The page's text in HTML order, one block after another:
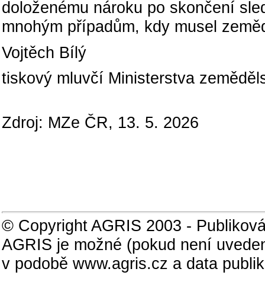
doloženému nároku po skončení
mnohým případům, kdy musel
Vojtěch Bílý
tiskový mluvčí Ministerstva
Zdroj: MZe ČR, 13. 5. 2026
© Copyright AGRIS 2003 -
AGRIS je možné (pokud není
v podobě www.agris.cz a data